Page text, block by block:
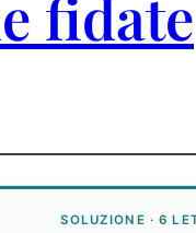
fidate
SOLUZIONE · 6